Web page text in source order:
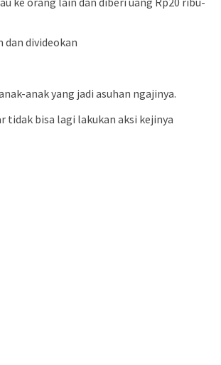
dan divideokan
anak yang jadi asuhan ngajinya.
tidak bisa lagi lakukan aksi kejinya